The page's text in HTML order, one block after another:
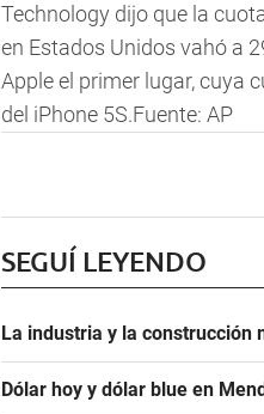
Technology dijo que la
en Estados Unidos vahó a
Apple el primer lugar, cuya
del iPhone 5S.Fuente: AP
SEGUÍ LEYENDO
La industria y la construcción
Dólar hoy y dólar blue en